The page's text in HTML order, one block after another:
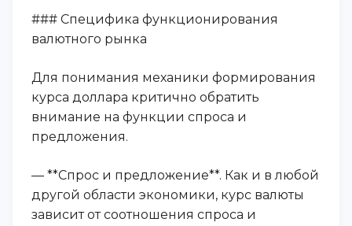
### Специфика функционирования
валютного рынка
Для понимания механики формирования
курса доллара критично обратить
внимание на функции спроса и
предложения.
— **Спрос и предложение**. Как и в любой
другой области экономики, курс валюты
зависит от соотношения спроса и